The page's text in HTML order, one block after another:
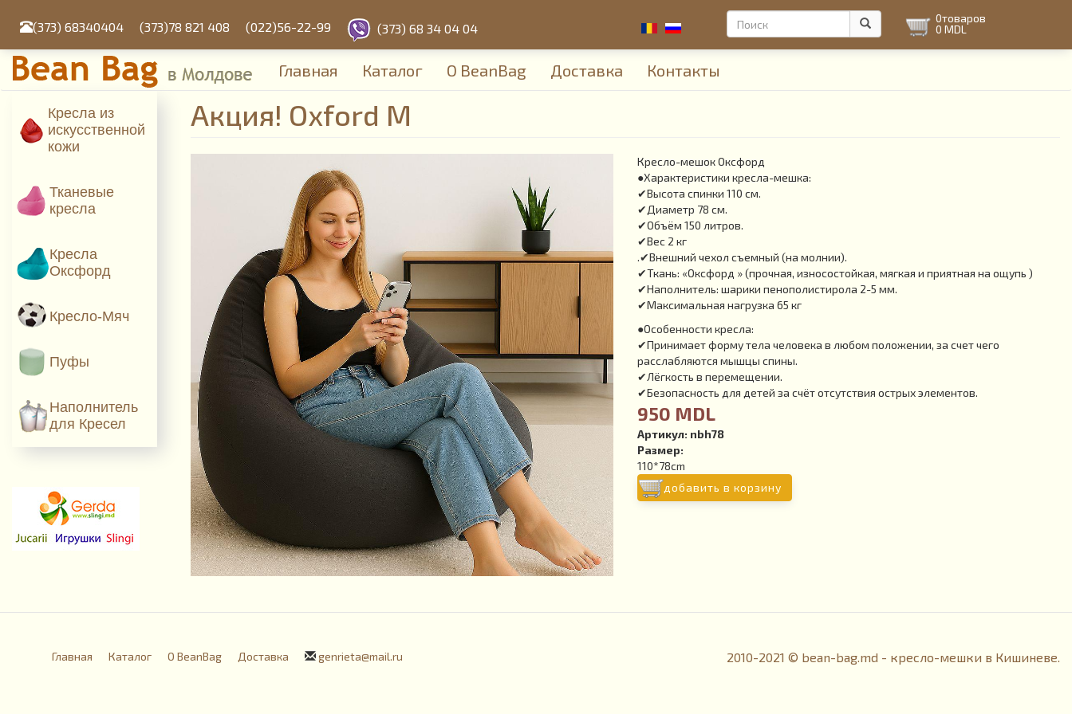
содержанию
(373) 68340404 (373)78 821 408 (022)56-22-99 (373) 68 34 04 04
Форма
поиска
0товаров
0 MDL
Главная Каталог О BeanBag Доставка Контакты
Кресла из
искусcтвенной
кожи
Тканевые
кресла
Кресла
Оксфорд
Кресло-Мяч
Пуфы
Наполнитель
для Кресел
Акция! Oxford M
Кресло-мешок Оксфорд
●Характеристики кресла-мешка:
✔Высота спинки 110 см.
✔Диаметр 78 см.
✔Объём 150 литров.
✔Вес 2 кг
.✔Внешний чехол съемный (на молнии).
✔Ткань: «Оксфорд » (прочная, износостойкая, мягкая и приятная на ощупь )
✔Наполнитель: шарики пенополистирола 2-5 мм.
✔Максимальная нагрузка 65 кг
●Особенности кресла:
✔Принимает форму тела человека в любом положении, за счет чего
расслабляются мышцы спины.
✔Лёгкость в перемещении.
✔Безопасность для детей за счёт отсутствия острых элементов.
950 MDL
Артикул: nbh78
Размер:
110*78cm
добавить в корзину
Главная Каталог О BeanBag Доставка genrieta@mail.ru 2010-2021 © bean-bag.md - кресло-мешки в Кишиневе.